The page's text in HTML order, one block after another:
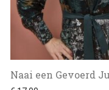
Naai een Gevoerd